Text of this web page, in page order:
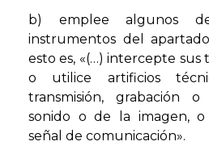
b) emplee algunos
instrumentos del
esto es, «(…) intercepte sus
o utilice artificios
transmisión, grabación
sonido o de la imagen,
señal de comunicación».